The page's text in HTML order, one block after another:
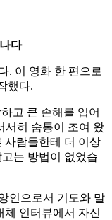
다
. 이 영화 한 편으로
했다.
고 큰 손해를 입어
서히 숨통이 조여 왔
사람들한테 더 이상
는 방법이 없었습
인으로서 기도와 말
체 인터뷰에서 자신